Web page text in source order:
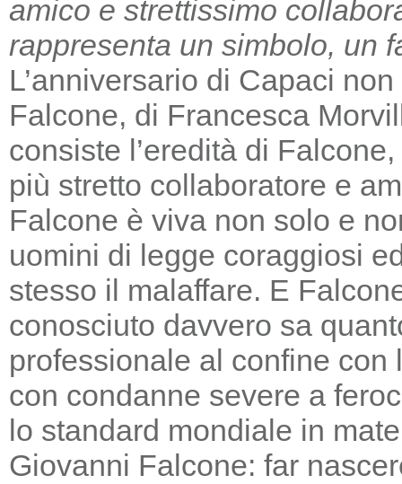
amico e strettissimo
rappresenta un simbolo, un
L’anniversario di Capaci
Falcone, di Francesca
consiste l’eredità di
più stretto collaboratore e
Falcone è viva non solo e
uomini di legge coraggiosi
stesso il malaffare. E
conosciuto davvero sa
professionale al confine
con condanne severe a
lo standard mondiale in
Giovanni Falcone: far